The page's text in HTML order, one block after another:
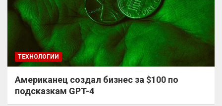
ТЕХНОЛОГИИ
Американец создал бизнес за $100 по
подсказкам GPT-4